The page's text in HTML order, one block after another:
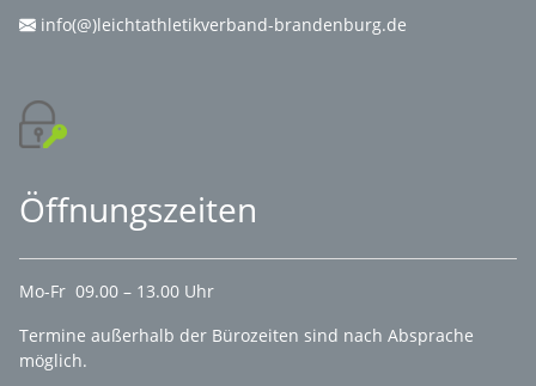
info(@)leichtathletikverband-brandenburg.de
Öffnungszeiten
Mo-Fr 09.00 – 13.00 Uhr
Termine außerhalb der Bürozeiten sind nach Absprache
möglich.